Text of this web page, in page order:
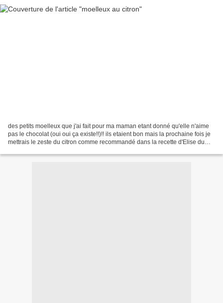
des petits moelleux que j'ai fait pour ma maman etant donné qu'elle n'aime
pas le chocolat (oui oui ça existe!!)!! ils etaient bon mais la prochaine fois je
mettrais le zeste du citron comme recommandé dans la recette d'Elise du